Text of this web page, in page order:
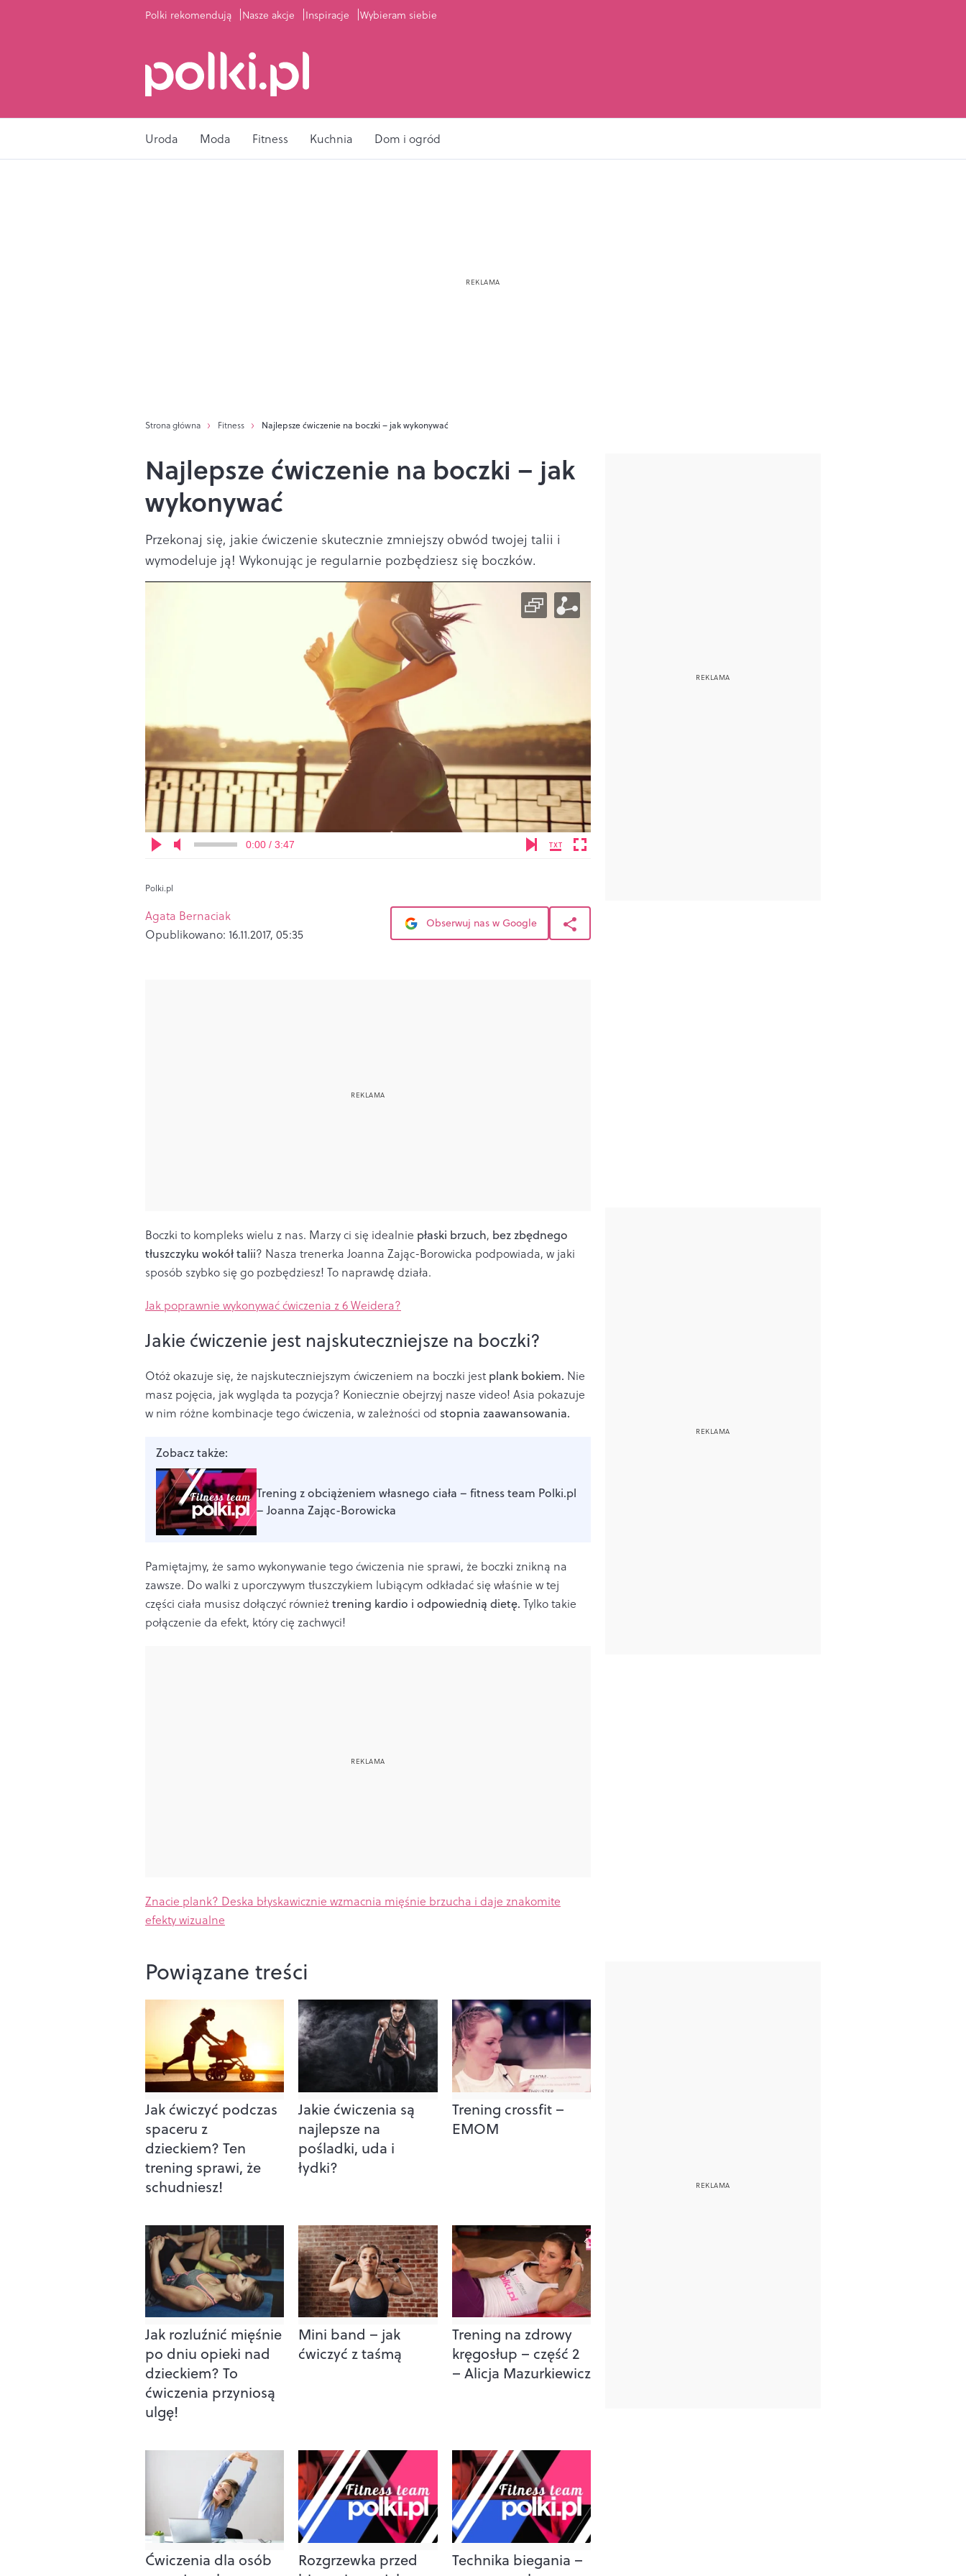
Polki rekomendują Nasze akcje Inspiracje Wybieram siebie
Uroda Moda Fitness Kuchnia Dom i ogród
Strona główna Fitness Najlepsze ćwiczenie na boczki – jak wykonywać
Najlepsze ćwiczenie na boczki – jak
wykonywać
Przekonaj się, jakie ćwiczenie skutecznie zmniejszy obwód twojej talii i
wymodeluje ją! Wykonując je regularnie pozbędziesz się boczków.
0:00 / 3:47
Polki.pl
Agata Bernaciak
Opublikowano: 16.11.2017, 05:35
Obserwuj nas w Google
Boczki to kompleks wielu z nas. Marzy ci się idealnie płaski brzuch, bez zbędnego
tłuszczyku wokół talii? Nasza trenerka Joanna Zając-Borowicka podpowiada, w jaki
sposób szybko się go pozbędziesz! To naprawdę działa.
Jak poprawnie wykonywać ćwiczenia z 6 Weidera?
Jakie ćwiczenie jest najskuteczniejsze na boczki?
Otóż okazuje się, że najskuteczniejszym ćwiczeniem na boczki jest plank bokiem. Nie
masz pojęcia, jak wygląda ta pozycja? Koniecznie obejrzyj nasze video! Asia pokazuje
w nim różne kombinacje tego ćwiczenia, w zależności od stopnia zaawansowania.
Zobacz także:
Trening z obciążeniem własnego ciała – fitness team Polki.pl
– Joanna Zając-Borowicka
Pamiętajmy, że samo wykonywanie tego ćwiczenia nie sprawi, że boczki znikną na
zawsze. Do walki z uporczywym tłuszczykiem lubiącym odkładać się właśnie w tej
części ciała musisz dołączyć równieżtrening kardio i odpowiednią dietę. Tylko takie
połączenie da efekt, który cię zachwyci!
Znacie plank? Deska błyskawicznie wzmacnia mięśnie brzucha i daje znakomite
efekty wizualne
Powiązane treści
Jak ćwiczyć podczas
spaceru z
dzieckiem? Ten
trening sprawi, że
schudniesz!
Jakie ćwiczenia są
najlepsze na
pośladki, uda i
łydki?
Trening crossfit –
EMOM
Jak rozluźnić mięśnie
po dniu opieki nad
dzieckiem? To
ćwiczenia przyniosą
ulgę!
Mini band – jak
ćwiczyć z taśmą
Trening na zdrowy
kręgosłup – część 2
– Alicja Mazurkiewicz
Ćwiczenia dla osób
Rozgrzewka przed
Technika biegania –